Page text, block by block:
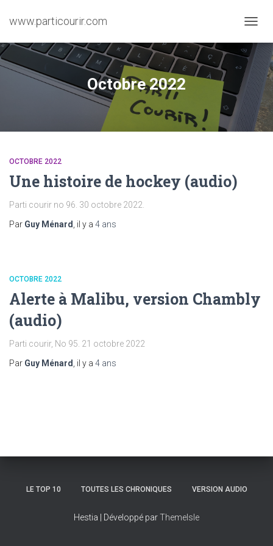
www.particourir.com
LA
Octobre 2022
OCTOBRE 2022
Une histoire de hockey (audio)
Parti courir no 96. 30 octobre 2022.
Par Guy Ménard , il y a 4 ans
OCTOBRE 2022
Alerte à Malibu, version Chambly
(audio)
Parti courir, No 95. 21 octobre 2022
Par Guy Ménard , il y a 4 ans
LE TOP 10 TOUTES LES CHRONIQUES VERSION AUDIO
Hestia | Développé parThemeIsle